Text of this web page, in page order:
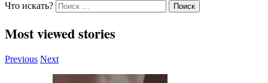
Что искать?
Most viewed stories
Previous Next